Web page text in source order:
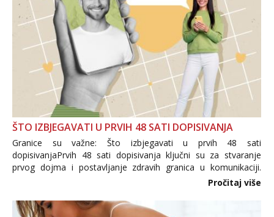
ŠTO IZBJEGAVATI U PRVIH 48 SATI DOPISIVANJA
Granice su važne: Što izbjegavati u prvih 48 sati
dopisivanjaPrvih 48 sati dopisivanja ključni su za stvaranje
prvog dojma i postavljanje zdravih granica u komunikaciji.
Važno je izbjeći prebrzo otkrivanje osobnih ili intimnih
informacija, jer nepoznata osoba još nije zaslužila to
povjerenje. Takođe...
Pročitaj više